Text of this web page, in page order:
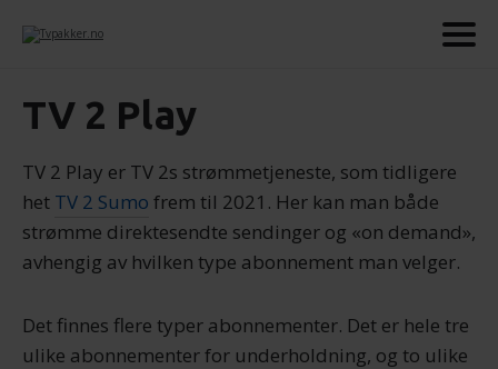
TV 2 Play
TV 2 Play er TV 2s strømmetjeneste, som tidligere
het TV 2 Sumo frem til 2021. Her kan man både
strømme direktesendte sendinger og «on demand»,
avhengig av hvilken type abonnement man velger.
Det finnes flere typer abonnementer. Det er hele tre
ulike abonnementer for underholdning, og to ulike